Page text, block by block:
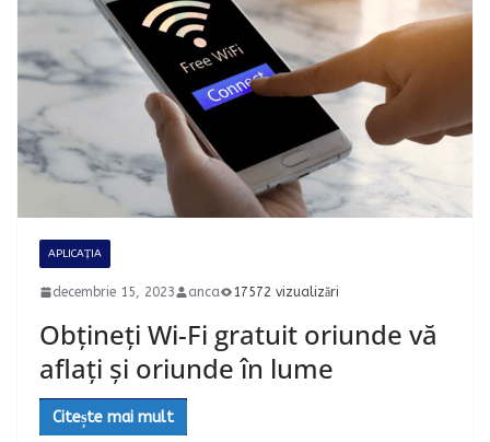
APLICAȚIA
decembrie 15, 2023 anca 17572 vizualizări
Obțineți Wi-Fi gratuit oriunde vă
aflați și oriunde în lume
Citește mai mult